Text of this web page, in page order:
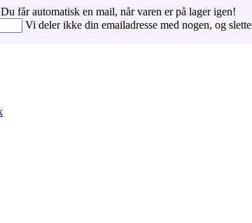
Du får automatisk en mail, når varen er på lager igen!
Vi deler ikke din emailadresse med nogen, og